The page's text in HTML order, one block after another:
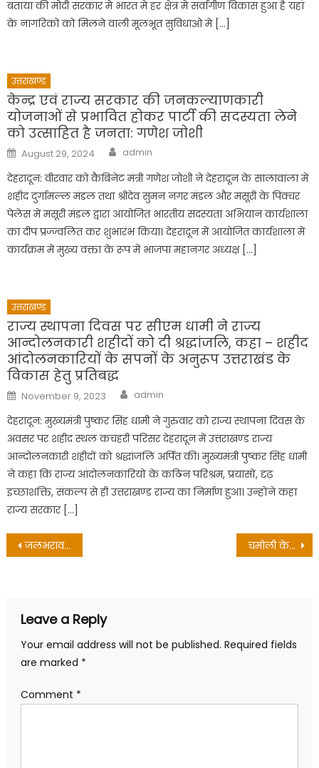
बताया की मोदी सरकार मे भारत मे हर क्षेत्र मे सर्वागीण विकास हुआ है यहां
के नागरिको को मिलने वाली मूलभूत सुविधाओ मे […]
उत्तराखण्ड
केन्द्र एवं राज्य सरकार की जनकल्याणकारी
योजनाओं से प्रभावित होकर पार्टी की सदस्यता लेने
को उत्साहित है जनता: गणेश जोशी
Posted
on
August 29, 2024 Author
admin
देहरादून: वीरवार को कैबिनेट मंत्री गणेश जोशी ने देहरादून के सालावाला में
शहीद दुर्गामल्ल मंडल तथा श्रीदेव सुमन नगर मंडल और मसूरी के पिक्चर
पेलेस में मसूरी मंडल द्वारा आयोजित भारतीय सदस्यता अभियान कार्यशाला
का दीप प्रज्ज्वलित कर शुभारंभ किया। देहरादून में आयोजित कार्यशाला में
कार्यक्रम में मुख्य वक्ता के रूप में भाजपा महानगर अध्यक्ष […]
उत्तराखण्ड
राज्य स्थापना दिवस पर सीएम धामी ने राज्य
आन्दोलनकारी शहीदों को दी श्रद्धांजलि, कहा – शहीद
आंदोलनकारियों के सपनों के अनुरूप उत्तराखंड के
विकास हेतु प्रतिबद्ध
Posted
on
November 9, 2023 Author
admin
देहरादून: मुख्यमंत्री पुष्कर सिंह धामी ने गुरुवार को राज्य स्थापना दिवस के
अवसर पर शहीद स्थल कचहरी परिसर देहरादून में उत्तराखण्ड राज्य
आन्दोलनकारी शहीदों को श्रद्धांजलि अर्पित की। मुख्यमंत्री पुष्कर सिंह धामी
ने कहा कि राज्य आंदोलनकारियों के कठिन परिश्रम, प्रयासों, दृढ़
इच्छाशक्ति, संकल्प से ही उत्तराखण्ड राज्य का निर्माण हुआ। उन्होंने कहा
राज्य सरकार […]
Post
जलभराव की समस्या के निस्तारण के विधायक ने दिए निर्देश चमोली के ग्रामीण बाजारों में कूड़ा निस्तारण के नहीं इंतज़ाम
Leave a Reply
Your email address will not be published. Required fields
are marked *
Comment *